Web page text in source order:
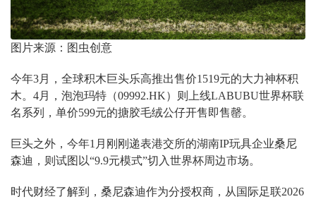
图片来源：图虫创意
今年3月，全球积木巨头乐高推出售价1519元的大力神杯积
木。4月，泡泡玛特（09992.HK）则上线LABUBU世界杯联
名系列，单价599元的搪胶毛绒公仔开售即售罄。
巨头之外，今年1月刚刚递表港交所的湖南IP玩具企业桑尼
森迪，则试图以“9.9元模式”切入世界杯周边市场。
时代财经了解到，桑尼森迪作为分授权商，从国际足联2026